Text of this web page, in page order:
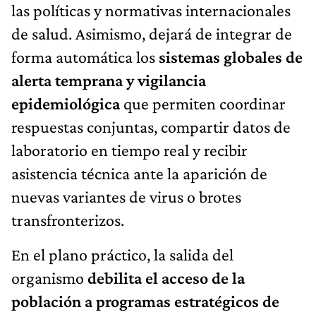
las políticas y normativas internacionales
de salud. Asimismo, dejará de integrar de
forma automática los sistemas globales de
alerta temprana y vigilancia
epidemiológicaque permiten coordinar
respuestas conjuntas, compartir datos de
laboratorio en tiempo real y recibir
asistencia técnica ante la aparición de
nuevas variantes de virus o brotes
transfronterizos.
En el plano práctico, la salida del
organismo debilita el acceso de la
población a programas estratégicos de